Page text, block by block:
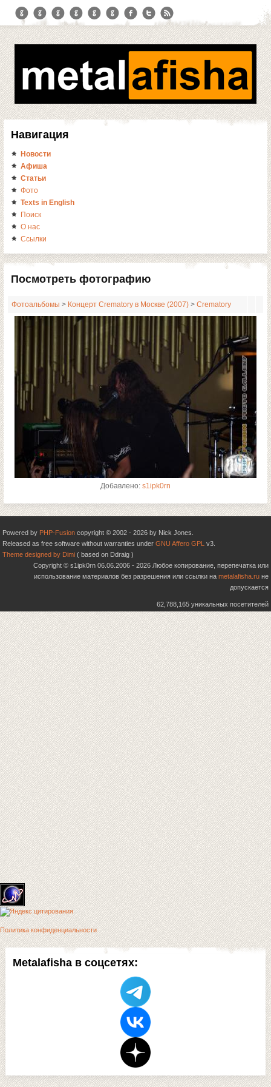
Metalafisha в соцсетях:
Навигация
Новости
Афиша
Статьи
Фото
Texts in English
Поиск
О нас
Ссылки
Посмотреть фотографию
Фотоальбомы > Концерт Crematory в Москве (2007) > Crematory
Добавлено: s1ipk0rn
Powered by PHP-Fusion copyright © 2002 - 2026 by Nick Jones.
Released as free software without warranties under GNU Affero GPL v3.
Theme designed by Dimi ( based on Ddraig )
Copyright © s1ipk0rn 06.06.2006 - 2026 Любое копирование, перепечатка или
использование материалов без разрешения или ссылки на metalafisha.ru не
допускается
62,788,165 уникальных посетителей
Политика конфиденциальности